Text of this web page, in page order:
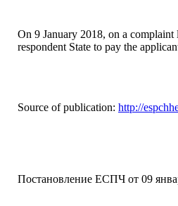
On 9 January 2018, on a
respondent State to pay the
Source of publication: http://
Постановление ЕСПЧ от 09